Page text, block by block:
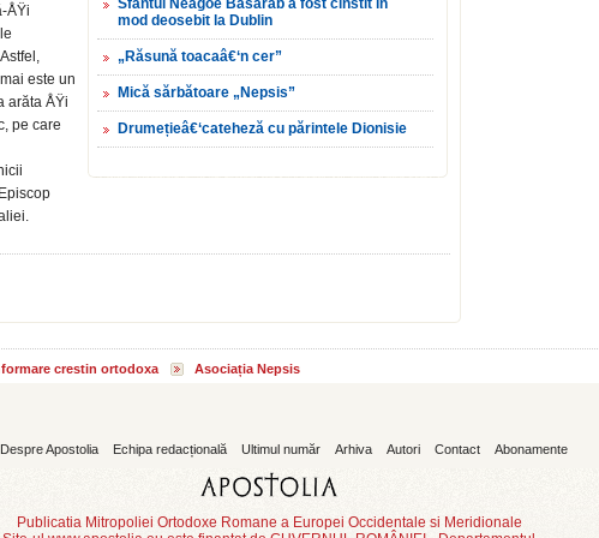
Sfântul Neagoe Basarab a fost cinstit în
mod deosebit la Dublin
„Răsună toacaâ€‘n cer”
Mică sărbătoare „Nepsis”
Drumețieâ€‘cateheză cu părintele Dionisie
ÅŸi
este un
arăta ÅŸi
pe care
crestin ortodoxa Asociația Nepsis
Despre Apostolia Echipa redacțională Ultimul număr Arhiva Autori Contact Abonamente
Publicatia Mitropoliei Ortodoxe Romane a Europei Occidentale si Meridionale